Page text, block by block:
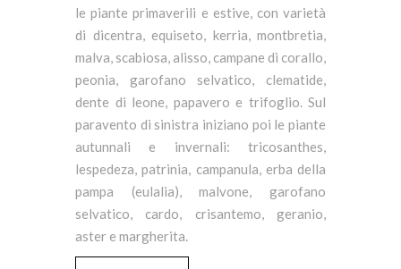
le piante primaverili e estive, con varietà
di dicentra, equiseto, kerria, montbretia,
malva, scabiosa, alisso, campane di corallo,
peonia, garofano selvatico, clematide,
dente di leone, papavero e trifoglio. Sul
paravento di sinistra iniziano poi le piante
autunnali e invernali: tricosanthes,
lespedeza, patrinia, campanula, erba della
pampa (eulalia), malvone, garofano
selvatico, cardo, crisantemo, geranio,
aster e margherita.